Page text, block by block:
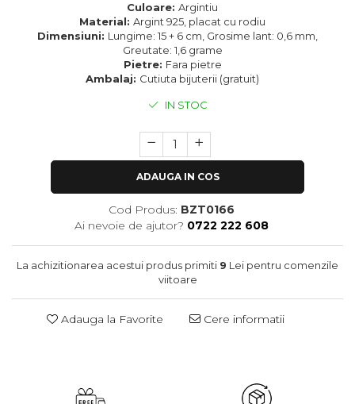
Culoare: Argintiu
Material: Argint 925, placat cu rodiu
Dimensiuni: Lungime: 15 + 6 cm, Grosime lant: 0,6 mm,
Greutate: 1,6 grame
Pietre: Fara pietre
Ambalaj: Cutiuta bijuterii (gratuit)
IN STOC
ADAUGA IN COS
Cod Produs: BZT0166
Ai nevoie de ajutor? 0722 222 608
La achizitionarea acestui produs primiti 9 Lei pentru comenzile
viitoare
Adauga la Favorite Cere informatii